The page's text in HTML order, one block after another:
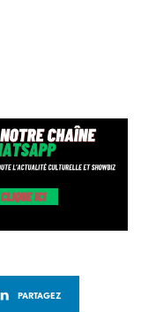
PARTAGEZ